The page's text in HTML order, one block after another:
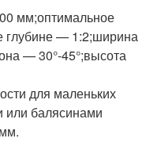
мм;оптимальное
глубине — 1:2;ширина
— 30°-45°;высота
для маленьких
или балясинами